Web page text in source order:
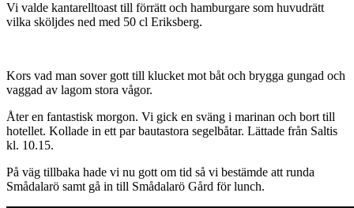
Vi valde kantarelltoast till förrätt och hamburgare som huvudrätt
vilka sköljdes ned med 50 cl Eriksberg.
Kors vad man sover gott till klucket mot båt och brygga gungad och
vaggad av lagom stora vågor.
Åter en fantastisk morgon. Vi gick en sväng i marinan och bort till
hotellet. Kollade in ett par bautastora segelbåtar. Lättade från Saltis
kl. 10.15.
På väg tillbaka hade vi nu gott om tid så vi bestämde att runda
Smådalarö samt gå in till Smådalarö Gård för lunch.